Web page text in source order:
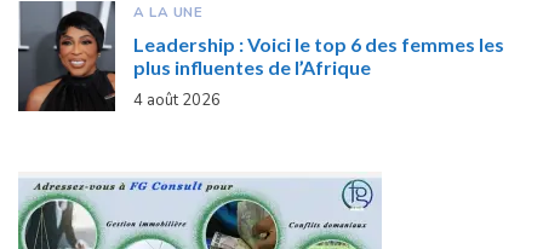
A LA UNE
Leadership : Voici le top 6 des femmes les
plus influentes de l’Afrique
4 août 2026